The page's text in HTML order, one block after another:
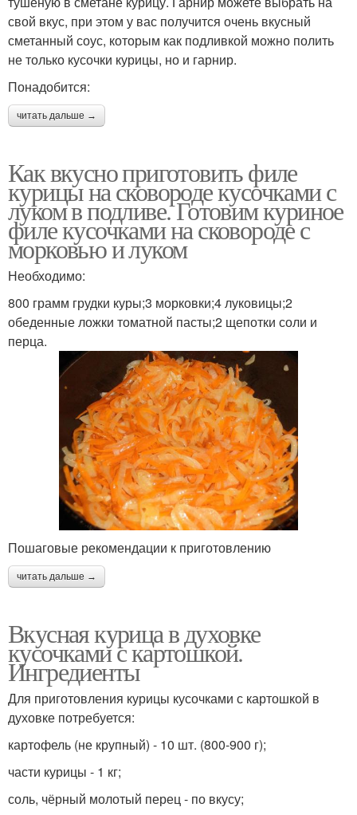
свой вкус, при этом у вас получится очень вкусный
сметанный соус, которым как подливкой можно полить
не только кусочки курицы, но и гарнир.
Понадобится:
читать дальше →
Как вкусно приготовить филе
курицы на сковороде кусочками с
луком в подливе. Готовим куриное
филе кусочками на сковороде с
морковью и луком
Необходимо:
800 грамм грудки куры;3 морковки;4 луковицы;2
обеденные ложки томатной пасты;2 щепотки соли и
перца.
Пошаговые рекомендации к приготовлению
читать дальше →
Вкусная курица в духовке
кусочками с картошкой.
Ингредиенты
Для приготовления курицы кусочками с картошкой в
духовке потребуется:
картофель (не крупный) - 10 шт. (800-900 г);
части курицы - 1 кг;
соль, чёрный молотый перец - по вкусу;